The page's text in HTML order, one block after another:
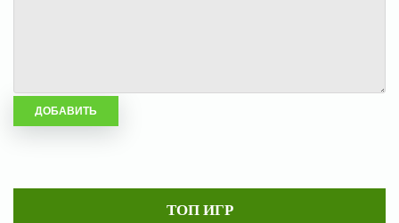
ТОП ИГР